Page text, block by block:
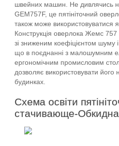
швейних машин. Не дивлячись
GEM757F, це пятініточний
також може використовуватися
Конструкція оверлока Жемс
зі зниженим коефіцієнтом шуму
що в поєднанні з малошумним
ергономічним промисловим
дозволяє використовувати його
будинках.
Схема освіти
стачивающе-